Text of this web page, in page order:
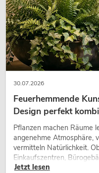
EUROLITE Set 4x LED 7C-
Slim Spot + Case
No. 20000682
nur noch wenige verfügbar
30.07.2026
Feuerhemmende
Design perfekt
Pflanzen machen Räume
angenehme Atmosphäre,
vermitteln Natürlichkeit.
Einkaufszentren,
eine hochwertige
Jetzt lesen